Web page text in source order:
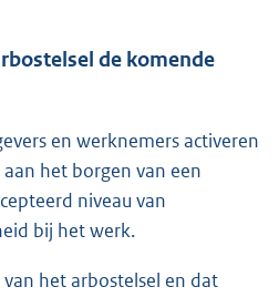
de komende
en werknemers activeren
het borgen van een
niveau van
bij het werk.
het arbostelsel en dat